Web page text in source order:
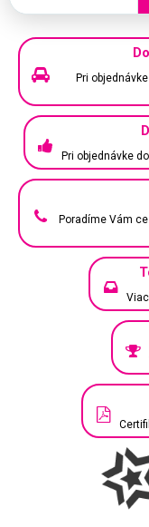
Pri
Pri objednávke
Poradíme Vám